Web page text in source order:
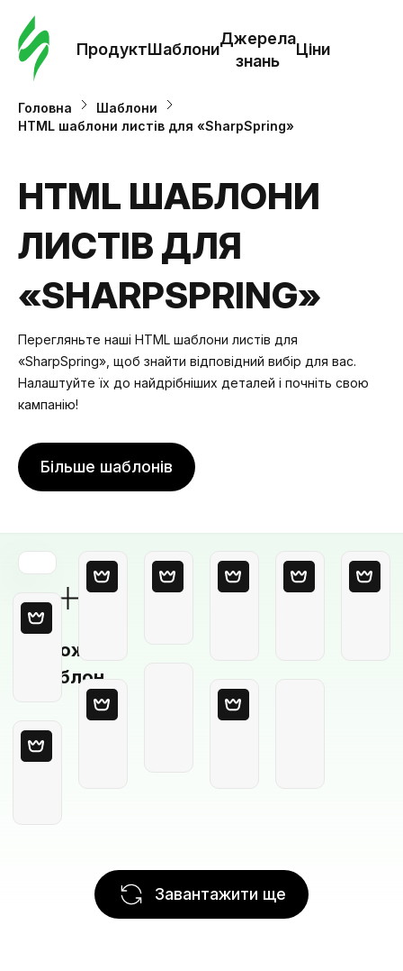
ПродуктШаблони
Джерела
знань
Ціни
Головна
Шаблони
HTML шаблони листів для «SharpSpring»
HTML ШАБЛОНИ
ЛИСТІВ ДЛЯ
«SHARPSPRING»
Перегляньте наші HTML шаблони листів для
«SharpSpring», щоб знайти відповідний вибір для вас.
Налаштуйте їх до найдрібніших деталей і почніть свою
кампанію!
Більше шаблонів
Порожній
шаблон
Завантажити ще